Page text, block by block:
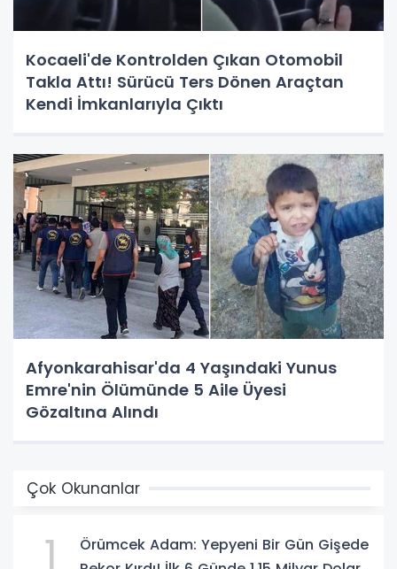
Kocaeli'de Kontrolden Çıkan Otomobil
Takla Attı! Sürücü Ters Dönen Araçtan
Kendi İmkanlarıyla Çıktı
Afyonkarahisar'da 4 Yaşındaki Yunus
Emre'nin Ölümünde 5 Aile Üyesi
Gözaltına Alındı
Çok Okunanlar
1
Örümcek Adam: Yepyeni Bir Gün Gişede